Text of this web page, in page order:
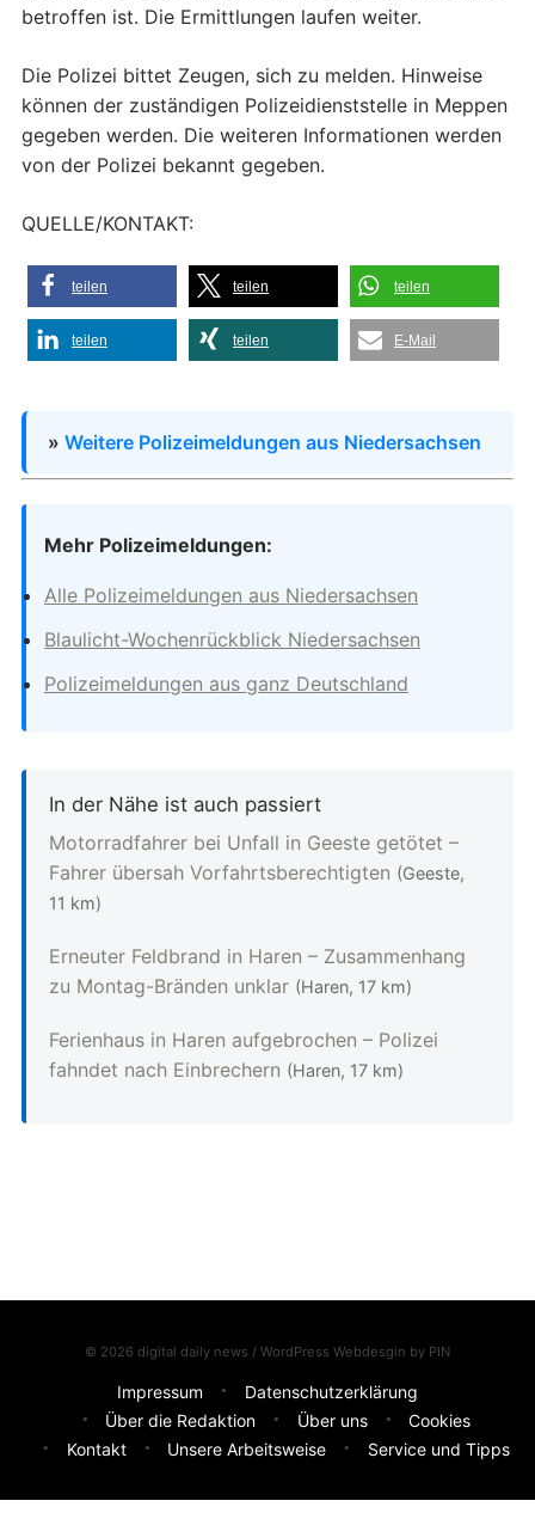
betroffen ist. Die Ermittlungen laufen weiter.
Die Polizei bittet Zeugen, sich zu melden. Hinweise
können der zuständigen Polizeidienststelle in Meppen
gegeben werden. Die weiteren Informationen werden
von der Polizei bekannt gegeben.
QUELLE/KONTAKT:
teilen teilen teilen
teilen teilen E-Mail
» Weitere Polizeimeldungen aus Niedersachsen
Mehr Polizeimeldungen:
Alle Polizeimeldungen aus Niedersachsen
Blaulicht-Wochenrückblick Niedersachsen
Polizeimeldungen aus ganz Deutschland
In der Nähe ist auch passiert
Motorradfahrer bei Unfall in Geeste getötet –
Fahrer übersah Vorfahrtsberechtigten (Geeste,
11 km)
Erneuter Feldbrand in Haren – Zusammenhang
zu Montag-Bränden unklar (Haren, 17 km)
Ferienhaus in Haren aufgebrochen – Polizei
fahndet nach Einbrechern (Haren, 17 km)
© 2026 digital daily news / WordPress Webdesgin by PIN
Impressum
Datenschutzerklärung
Über die Redaktion
Über uns
Cookies
Kontakt
Unsere Arbeitsweise Service und Tipps